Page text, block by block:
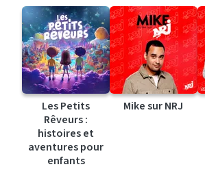
Les Petits
Rêveurs :
histoires et
aventures pour
enfants
Mike sur NRJ